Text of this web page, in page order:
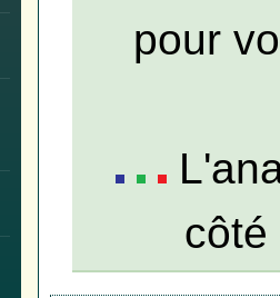
pour